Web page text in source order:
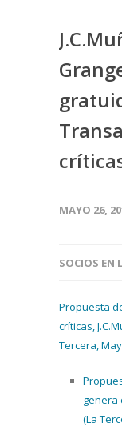
MAYO 26,
SOCIOS EN
Propuesta
críticas,
Tercera,
genera
(La